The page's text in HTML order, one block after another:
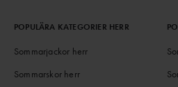
POPULÄRA KATEGORIER HERR
Sommarjackor herr
Sommarskor herr